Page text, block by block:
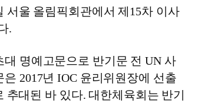
서울 올림픽회관에서 제15차 이사
.
명예고문으로 반기문 전 UN 사
2017년 IOC 윤리위원장에 선출
대된 바 있다. 대한체육회는 반기